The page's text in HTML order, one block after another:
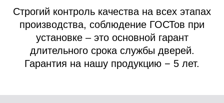
Строгий контроль качества на всех этапах
производства, соблюдение ГОСТов при
установке – это основной гарант
длительного срока службы дверей.
Гарантия на нашу продукцию − 5 лет.